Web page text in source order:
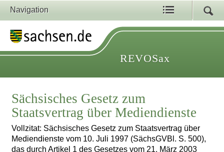
Navigation
REVOSax
Sächsisches Gesetz zum
Staatsvertrag über Mediendienste
Vollzitat: Sächsisches Gesetz zum Staatsvertrag über
Mediendienste vom 10. Juli 1997 (SächsGVBl. S. 500),
das durch Artikel 1 des Gesetzes vom 21. März 2003